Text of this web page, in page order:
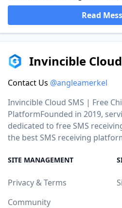
Read
Invincible Cloud
Contact Us @angleamerkel
Invincible Cloud SMS | Free
PlatformFounded in 2019,
dedicated to free SMS
the best SMS receiving
SITE MANAGEMENT
Privacy & Terms
Community